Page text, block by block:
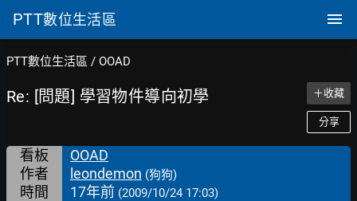
PTT數位生活區
PTT數位生活區 / OOAD
Re: [問題] 學習物件導向初學 ＋收藏
分享
看板
OOAD
作者
leondemon (狗狗)
時間 17年前 (2009/10/24 17:03)